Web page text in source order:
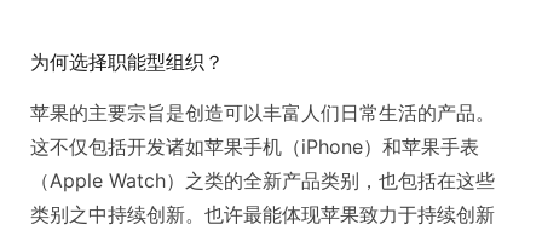
为何选择职能型组织？
苹果的主要宗旨是创造可以丰富人们日常生活的产品。
这不仅包括开发诸如苹果手机（iPhone）和苹果手表
（Apple Watch）之类的全新产品类别，也包括在这些
类别之中持续创新。也许最能体现苹果致力于持续创新